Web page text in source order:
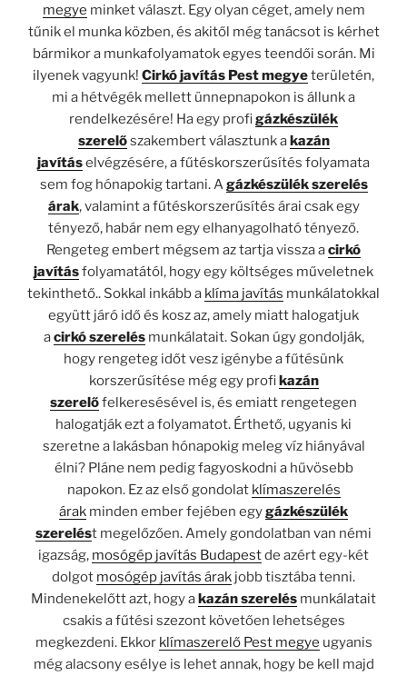
megye minket választ. Egy olyan céget, amely nem
tűnik el munka közben, és akitől még tanácsot is kérhet
bármikor a munkafolyamatok egyes teendői során. Mi
ilyenek vagyunk! Cirkó javítás Pest megyeterületén,
mi a hétvégék mellett ünnepnapokon is állunk a
rendelkezésére! Ha egy profigázkészülék
szerelőszakembert választunk akazán
javításelvégzésére, a fűtéskorszerűsítés folyamata
sem fog hónapokig tartani. Agázkészülék szerelés
árak, valamint a fűtéskorszerűsítés árai csak egy
tényező, habár nem egy elhanyagolható tényező.
Rengeteg embert mégsem az tartja vissza acirkó
javításfolyamatától, hogy egy költséges műveletnek
tekinthető.. Sokkal inkább a klíma javítás munkálatokkal
együtt járó idő és kosz az, amely miatt halogatjuk
acirkó szerelésmunkálatait. Sokan úgy gondolják,
hogy rengeteg időt vesz igénybe a fűtésünk
korszerűsítése még egy profikazán
szerelőfelkeresésével is, és emiatt rengetegen
halogatják ezt a folyamatot. Érthető, ugyanis ki
szeretne a lakásban hónapokig meleg víz hiányával
élni? Pláne nem pedig fagyoskodni a hűvösebb
napokon. Ez az első gondolat klímaszerelés
árak minden ember fejében egygázkészülék
szerelést megelőzően. Amely gondolatban van némi
igazság, mosógép javítás Budapestde azért egy-két
dolgot mosógép javítás árak jobb tisztába tenni.
Mindenekelőtt azt, hogy akazán szerelés munkálatait
csakis a fűtési szezont követően lehetséges
megkezdeni. Ekkor klímaszerelő Pest megye ugyanis
még alacsony esélye is lehet annak, hogy be kell majd